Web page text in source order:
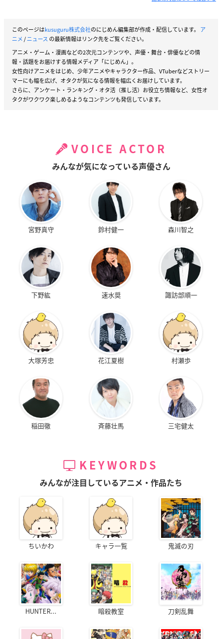
このページはkusuguru株式会社のにじめん編集部が作成・配信しています。 ア
ニメ/ニュース の最新情報はリンク先をご覧ください。
アニメ・ゲーム・漫画などの2次元コンテンツや、声優・舞台・俳優などの情
報・話題をお届けする情報メディア「にじめん」。
女性向けアニメをはじめ、少年アニメやキャラクター作品、VTuberなどストリー
マーにも幅を広げ、オタクが気になる情報を幅広くお届けしています。
さらに、アンケート・ランキング・オタ活（推し活）お役立ち情報など、女性オ
タクがワクワク楽しめるようなコンテンツも発信しています。
VOICE ACTOR
みんなが気になっている声優さん
宮野真守 鈴村健一 森川智之
下野紘 速水奨 諏訪部順一
大塚芳忠 花江夏樹 村瀬歩
稲田徹 斉藤壮馬 三宅健太
KEYWORDS
みんなが注目しているアニメ・作品たち
ちいかわ キャラ一覧 鬼滅の刃
HUNTER... 暗殺教室 刀剣乱舞